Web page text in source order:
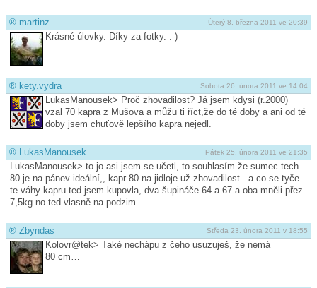
Úterý 8. března 2011 ve 20:39
® martinz
Krásné úlovky. Díky za fotky. :-)
Sobota 26. února 2011 ve 14:04
® kety.vydra
LukasManousek> Proč zhovadilost? Já jsem kdysi (r.2000)
vzal 70 kapra z Mušova a můžu ti říct,že do té doby a ani od té
doby jsem chuťově lepšího kapra nejedl.
Pátek 25. února 2011 ve 21:35
® LukasManousek
LukasManousek> to jo asi jsem se učetl, to souhlasím že sumec tech
80 je na pánev ideální,, kapr 80 na jidloje už zhovadilost.. a co se tyče
te váhy kapru ted jsem kupovla, dva šupináče 64 a 67 a oba mněli přez
7,5kg.no ted vlasně na podzim.
Středa 23. února 2011 v 18:55
® Zbyndas
Kolovr@tek> Také nechápu z čeho usuzuješ, že nemá
80 cm…